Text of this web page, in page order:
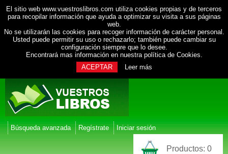
El sitio web www.vuestroslibros.com utiliza cookies propias y de terceros
para recopilar información que ayuda a optimizar su visita a sus páginas
web.
No se utilizarán las cookies para recoger información de carácter personal.
Usted puede permitir su uso o rechazarlo; también puede cambiar su
configuración siempre que lo desee.
Encontrará mas información en nuestra política de Cookies.
ACEPTAR
Leer más
Búsqueda avanzada Regístrate Iniciar sesión
Productos: 0